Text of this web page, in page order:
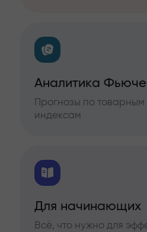
Аналитика
Прогнозы по
индексам
Для начинающих
Всё, что нужно для